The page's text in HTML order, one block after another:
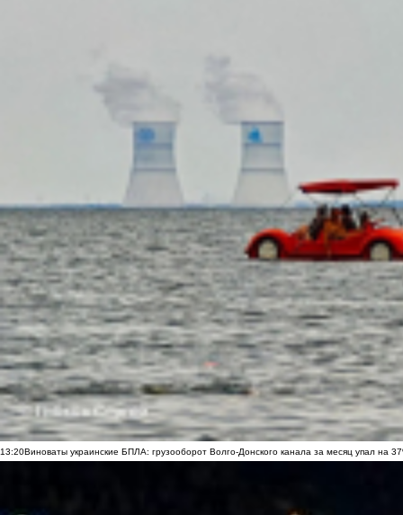
13:20Виноваты украинские БПЛА: грузооборот Волго-Донского канала за месяц упал на